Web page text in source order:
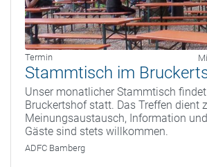
Termin
Stammtisch im
Unser monatlicher Stammtisch
Bruckertshof statt. Das Treffen dient
Meinungsaustausch, Information
Gäste sind stets willkommen.
ADFC Bamberg